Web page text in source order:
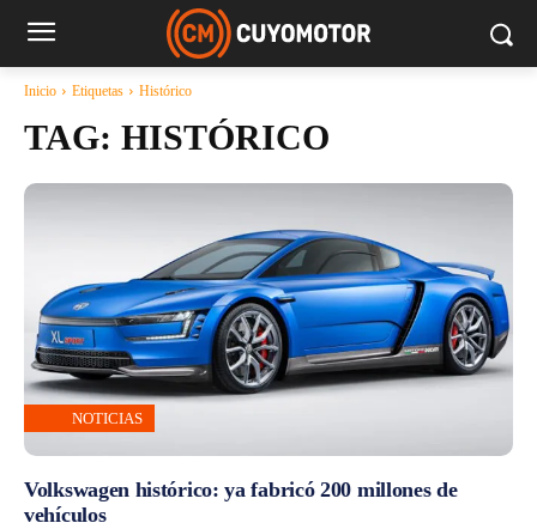
Inicio Etiquetas Histórico
TAG: HISTÓRICO
NOTICIAS
Volkswagen histórico: ya fabricó 200 millones de
vehículos